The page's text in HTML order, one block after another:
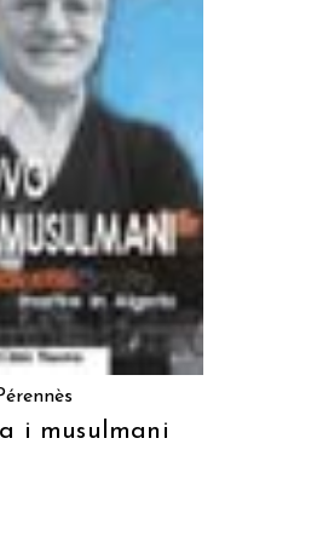
TUTTO
i musulmani